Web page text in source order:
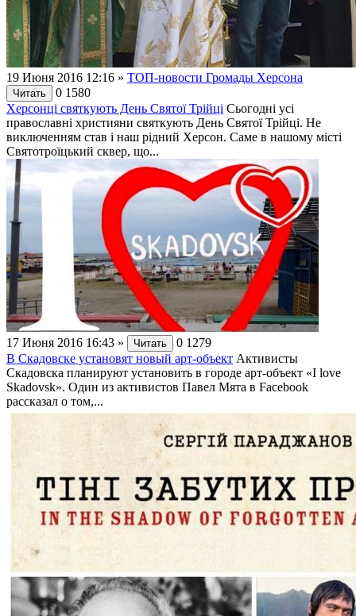
19 Июня 2016 12:16 » ТОП-новости Громады Херсона
Читать 0 1580
Херсонці святкують День Святої Трійці Сьогодні усі
православні християни святкують День Святої Трійці. Не
виключенням став і наш рідний Херсон. Саме в нашому місті
Святотроїцький сквер, що...
17 Июня 2016 16:43 » Читать 0 1279
В Скадовске установят новый арт-объект Активисты
Скадовска планируют установить в городе арт-объект «I love
Skadovsk». Один из активистов Павел Мята в Facebook
рассказал о том,...